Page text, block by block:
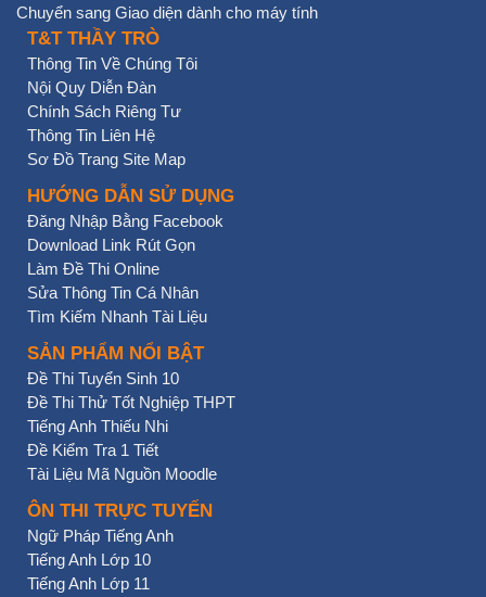
Chuyển sang Giao diện dành cho máy tính
T&T THẦY TRÒ
Thông Tin Về Chúng Tôi
Nội Quy Diễn Đàn
Chính Sách Riêng Tư
Thông Tin Liên Hệ
Sơ Đồ Trang Site Map
HƯỚNG DẪN SỬ DỤNG
Đăng Nhập Bằng Facebook
Download Link Rút Gọn
Làm Đề Thi Online
Sửa Thông Tin Cá Nhân
Tìm Kiếm Nhanh Tài Liệu
SẢN PHẨM NỔI BẬT
Đề Thi Tuyển Sinh 10
Đề Thi Thử Tốt Nghiệp THPT
Tiếng Anh Thiếu Nhi
Đề Kiểm Tra 1 Tiết
Tài Liệu Mã Nguồn Moodle
ÔN THI TRỰC TUYẾN
Ngữ Pháp Tiếng Anh
Tiếng Anh Lớp 10
Tiếng Anh Lớp 11